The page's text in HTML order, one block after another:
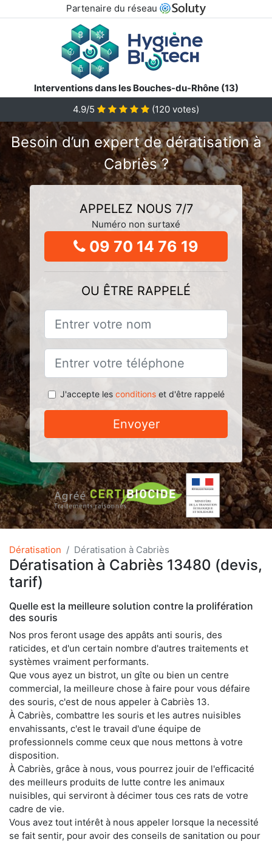
Partenaire du réseau
Interventions dans les Bouches-du-Rhône (13)
4.9/5
(120 votes)
Besoin d’un expert de dératisation à
Cabriès ?
APPELEZ NOUS 7/7
Numéro non surtaxé
09 70 14 76 19
OU ÊTRE RAPPELÉ
J'accepte les conditionset d'être rappelé
Envoyer
Dératisation Dératisation à Cabriès
Dératisation à Cabriès 13480 (devis,
tarif)
Quelle est la meilleure solution contre la prolifération
des souris
Nos pros feront usage des appâts anti souris, des
raticides, et d'un certain nombre d'autres traitements et
systèmes vraiment performants.
Que vous ayez un bistrot, un gîte ou bien un centre
commercial, la meilleure chose à faire pour vous défaire
des souris, c'est de nous appeler à Cabriès 13.
À Cabriès, combattre les souris et les autres nuisibles
envahissants, c'est le travail d'une équipe de
professionnels comme ceux que nous mettons à votre
disposition.
À Cabriès, grâce à nous, vous pourrez jouir de l'efficacité
des meilleurs produits de lutte contre les animaux
nuisibles, qui serviront à décimer tous ces rats de votre
cadre de vie.
Vous avez tout intérêt à nous appeler lorsque la necessité
se fait sentir, pour avoir des conseils de sanitation ou pour